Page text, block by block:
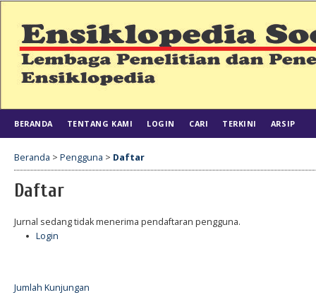
BERANDA TENTANG KAMI LOGIN CARI TERKINI ARSIP
Beranda > Pengguna > Daftar
Daftar
Jurnal sedang tidak menerima pendaftaran pengguna.
Login
Jumlah Kunjungan